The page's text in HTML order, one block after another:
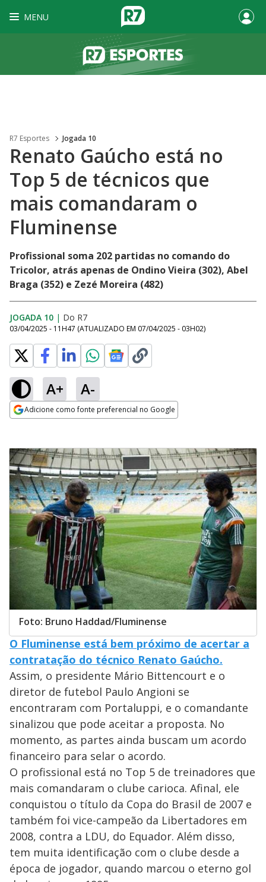
MENU
R7 Esportes Jogada 10
Renato Gaúcho está no
Top 5 de técnicos que
mais comandaram o
Fluminense
Profissional soma 202 partidas no comando do
Tricolor, atrás apenas de Ondino Vieira (302), Abel
Braga (352) e Zezé Moreira (482)
JOGADA 10 | Do R7
03/04/2025 - 11H47 (ATUALIZADO EM 07/04/2025 - 03H02)
A+ A-
Adicione como fonte preferencial no Google
Foto: Bruno Haddad/Fluminense
O Fluminense está bem próximo de acertar a
contratação do técnico Renato Gaúcho.
Assim, o presidente Mário Bittencourt e o
diretor de futebol Paulo Angioni se
encontraram com Portaluppi, e o comandante
sinalizou que pode aceitar a proposta. No
momento, as partes ainda buscam um acordo
financeiro para selar o acordo.
O profissional está no Top 5 de treinadores que
mais comandaram o clube carioca. Afinal, ele
conquistou o título da Copa do Brasil de 2007 e
também foi vice-campeão da Libertadores em
2008, contra a LDU, do Equador. Além disso,
tem muita identificação com o clube desde a
época de jogador, quando marcou o eterno gol